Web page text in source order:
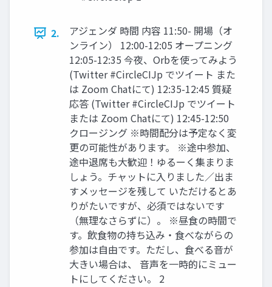
2.
アジェンダ 時間 内容 11:50- 開場（オ
ンライン） 12:00-12:05 オープニング
12:05-12:35 今夜、Orbを使ってみよう
(Twitter #CircleCIJp でツイート また
は Zoom Chatにて) 12:35-12:45 質疑
応答 (Twitter #CircleCIJp でツイート
または Zoom Chatにて) 12:45-12:50
クロージング ※時間配分は予定なく変
更の可能性があります。 ※途中参加、
途中退席も大歓迎！ゆるーく集まりま
しょう。チャットに入りました／出ま
すメッセージを残して いただけるとあ
りがたいですが、必須ではないです
（無理なさらずに）。 ※昼食の時間で
す。飲食物の持ち込み・食べながらの
参加は自由です。ただし、食べる音が
大きい場合は、 音声を一時的にミュー
トにしてください。 2